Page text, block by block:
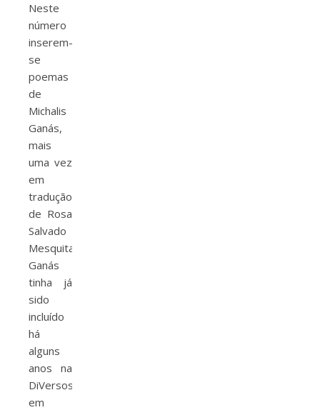
Neste
número
inserem-
se
poemas
de
Michalis
Ganás,
mais
uma vez
em
tradução
de Rosa
Salvado
Mesquita.
Ganás
tinha já
sido
incluído
há
alguns
anos na
DiVersos
em